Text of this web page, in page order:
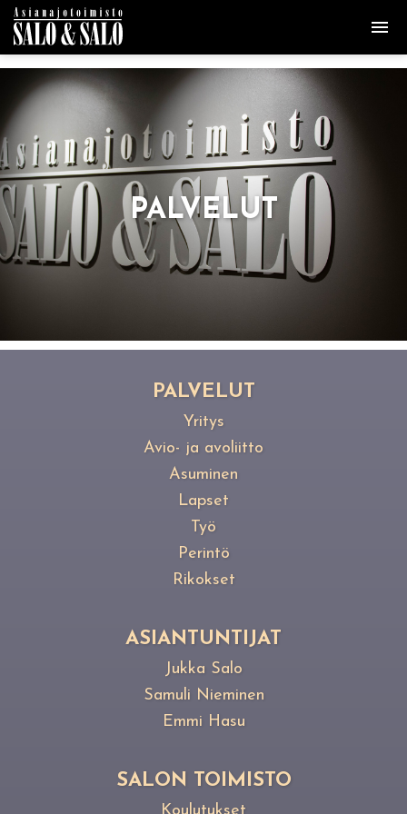
PAL­VE­LUT
PAL­VE­LUT
Yritys
Avio- ja avoliitto
Asuminen
Lapset
Työ
Perintö
Rikokset
ASIANTUNTIJAT
Jukka Salo
Samuli Nieminen
Emmi Hasu
SALON TOIMISTO